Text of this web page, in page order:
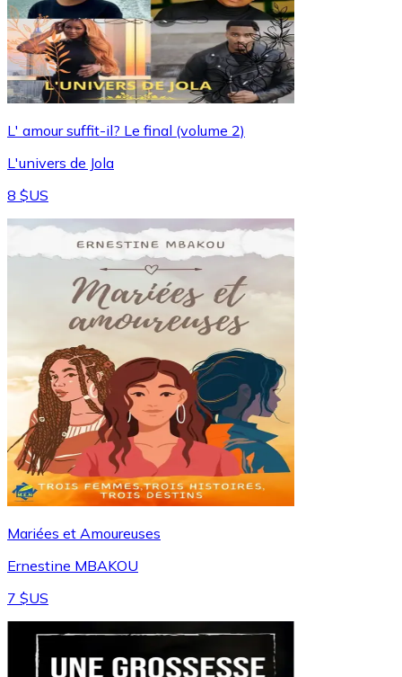
L' amour suffit-il? Le final (volume 2)
L'univers de Jola
8 $US
Mariées et Amoureuses
Ernestine MBAKOU
7 $US